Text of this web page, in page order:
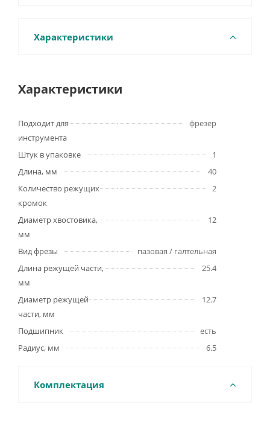
Характеристики
Характеристики
Подходит для
инструмента
фрезер
Штук в упаковке
1
Длина, мм
40
Количество режущих
кромок
2
Диаметр хвостовика,
мм
12
Вид фрезы
пазовая / галтельная
Длина режущей части,
мм
25.4
Диаметр режущей
части, мм
12.7
Подшипник
есть
Радиус, мм
6.5
Комплектация